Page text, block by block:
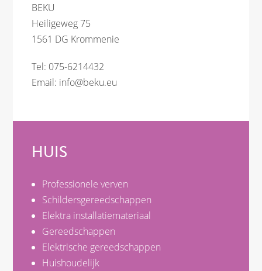
BEKU
Heiligeweg 75
1561 DG Krommenie
Tel: 075-6214432
Email: info@beku.eu
HUIS
Professionele verven
Schildersgereedschappen
Elektra installatiemateriaal
Gereedschappen
Elektrische gereedschappen
Huishoudelijk